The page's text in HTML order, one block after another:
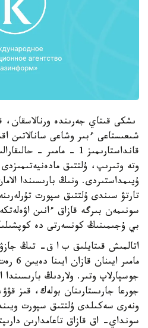
ىشكى قىتاي جەرىندە ورنالاسقان،
شىعىستاعى ءبىر وشاعى سانالاتىن
قانداستارىمىز 1 - مامىر
وتە وتىرىپ، ۇلتتىق
ۇيىمداستىردى. ونىڭ بارىسىندا
تارتۋ سىندى ۇلتتىق سپورت
سونىمەن بىرگە قازاق ءانىن
بي ۇجىمىنىڭ كونسەرتى دە
اتالمىش قىتايلىق ب ا ق- تىڭ
جوسپارلاپ وتىر. ولاردىڭ بارىسىندا
جورعا جارىستارىنان بولەك، قىز
ونەرى سەكىلدى ۇلتتىق سپورت
سونداي- اق قازاق تاعامدارىن